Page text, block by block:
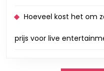
Hoeveel kost het om
prijs voor live